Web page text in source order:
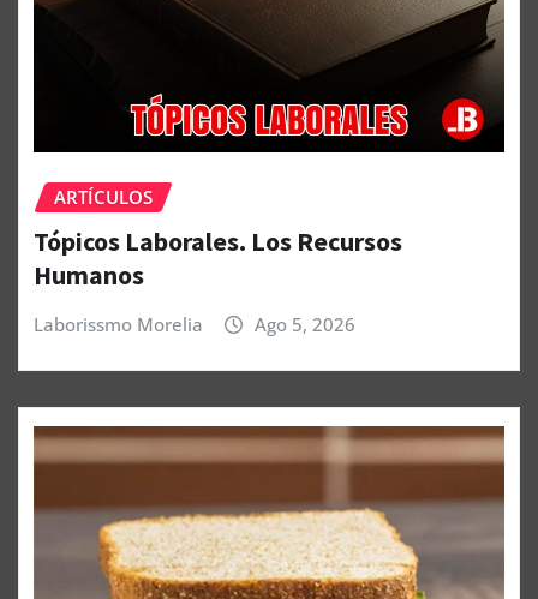
ARTÍCULOS
Tópicos Laborales. Los Recursos
Humanos
Laborissmo Morelia Ago 5, 2026